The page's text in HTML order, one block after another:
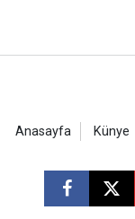
Anasayfa Künye